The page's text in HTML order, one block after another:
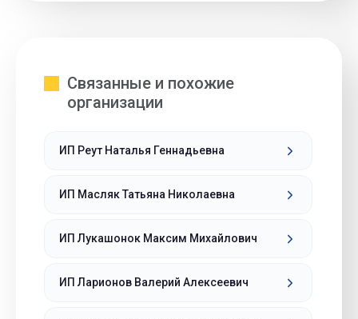
Связанные и похожие
организации
ИП Реут Наталья Геннадьевна
ИП Масляк Татьяна Николаевна
ИП Лукашонок Максим Михайлович
ИП Ларионов Валерий Алексеевич